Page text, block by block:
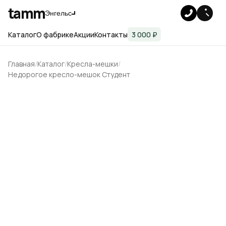
tammЭнгельс
КаталогО фабрикеАкцииКонтакты 3 000 ₽
Главная Каталог Кресла-мешки
Недорогое кресло-мешок Студент